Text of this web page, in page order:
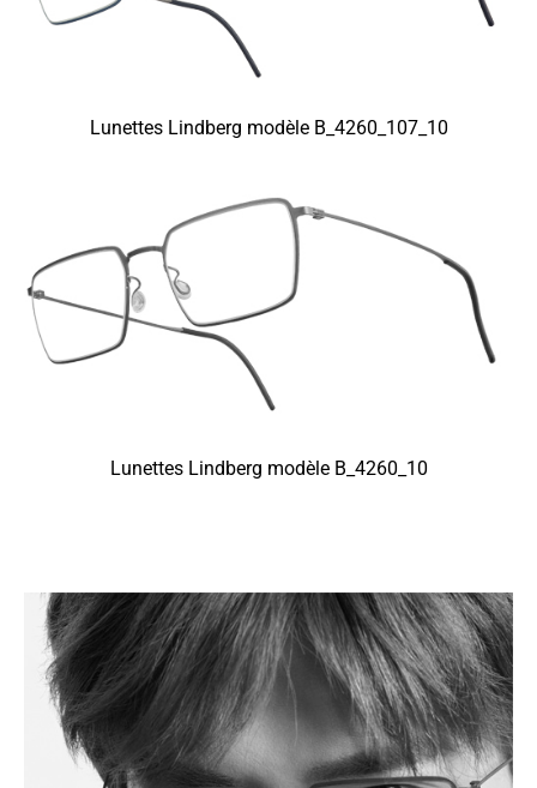
Lunettes Lindberg modèle B_4260_107_10
Lunettes Lindberg modèle B_4260_10